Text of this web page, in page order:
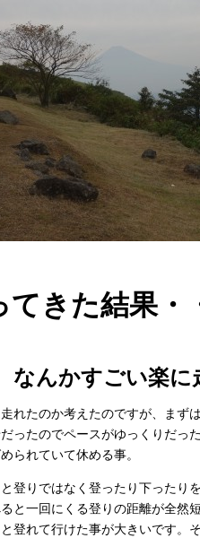
てきた結果・
なんかすごい楽
れたのか考えたのですが、まず
ったのでペースがゆっくりだっ
られていて休める事。
登りではなく登ったり下ったり
と一回にくる登りの距離が全然
登れて行けた事が大きいです。